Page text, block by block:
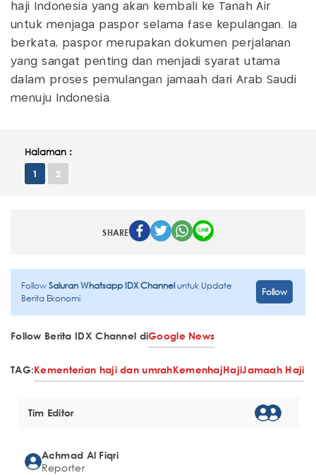
haji Indonesia yang akan kembali ke Tanah Air
untuk menjaga paspor selama fase kepulangan. Ia
berkata, paspor merupakan dokumen perjalanan
yang sangat penting dan menjadi syarat utama
dalam proses pemulangan jamaah dari Arab Saudi
menuju Indonesia.
Halaman :
1 2
SHARE
FollowSaluran Whatsapp IDX Channeluntuk Update
Berita Ekonomi
Follow
Follow Berita IDX Channel diGoogle News
TAG:Kementerian haji dan umrahKemenhajHajiJamaah Haji
Tim Editor
Achmad Al Fiqri
Reporter